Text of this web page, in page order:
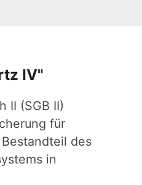
IV"
II (SGB II)
für
des
in